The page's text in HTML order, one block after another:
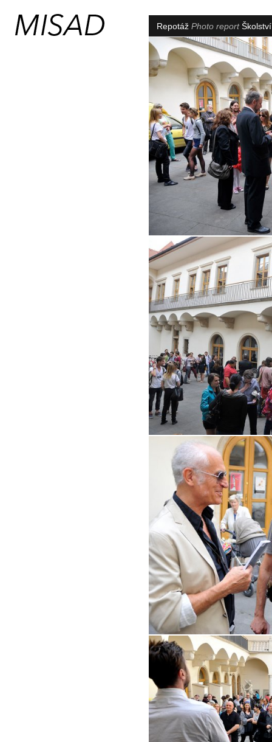
Repotáž Photo reportŠkolství